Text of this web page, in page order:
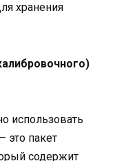
хранения
использовать
это пакет
содержит